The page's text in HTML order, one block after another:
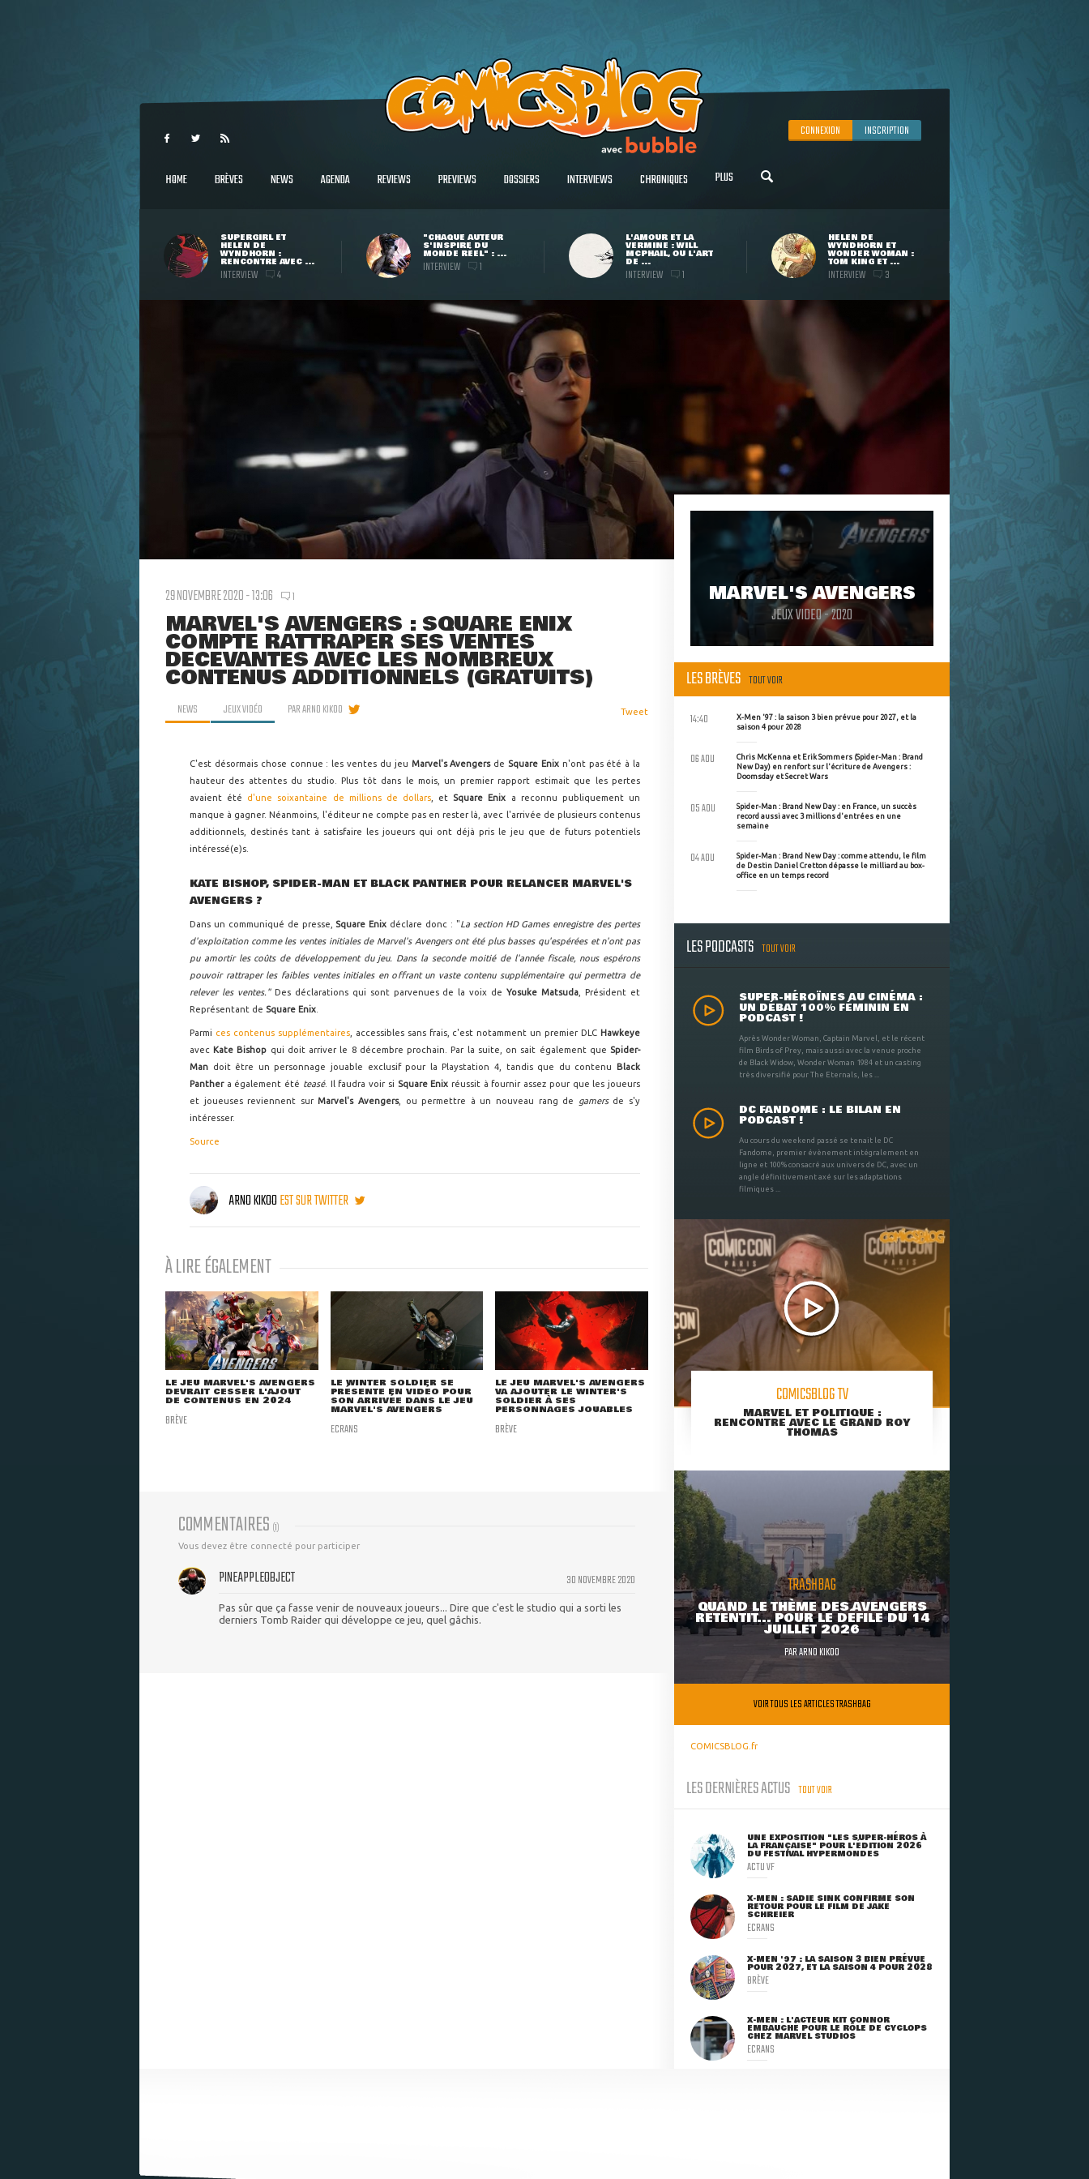
CONNEXION INSCRIPTION
HOME BRÈVES NEWS AGENDA REVIEWS PREVIEWS DOSSIERS INTERVIEWS CHRONIQUES PLUS
SUPERGIRL ET
HELEN DE
WYNDHORN :
RENCONTRE AVEC ...
INTERVIEW 4
"CHAQUE AUTEUR
S'INSPIRE DU
MONDE RÉEL" : ...
INTERVIEW 1
L'AMOUR ET LA
VERMINE : WILL
MCPHAIL, OU L'ART
DE ...
INTERVIEW 1
HELEN DE
WYNDHORN ET
WONDER WOMAN :
TOM KING ET ...
INTERVIEW 3
29 NOVEMBRE 2020 - 13:06 1
MARVEL'S AVENGERS : SQUARE ENIX
COMPTE RATTRAPER SES VENTES
DÉCEVANTES AVEC LES NOMBREUX
CONTENUS ADDITIONNELS (GRATUITS)
NEWS JEUX VIDÉO PARARNO KIKOO Tweet
C'est désormais chose connue : les ventes du jeu Marvel's Avengers de Square Enix n'ont pas été à la
hauteur des attentes du studio. Plus tôt dans le mois, un premier rapport estimait que les pertes
avaient été d'une soixantaine de millions de dollars , et Square Enix
a reconnu publiquement un
manque à gagner. Néanmoins, l'éditeur ne compte pas en rester là, avec l'arrivée de plusieurs contenus
additionnels, destinés tant à satisfaire les joueurs qui ont déjà pris le jeu que de futurs potentiels
intéressé(e)s.
KATE BISHOP, SPIDER-MAN ET BLACK PANTHER POUR RELANCER MARVEL'S
AVENGERS ?
Dans un communiqué de presse, Square Enix déclare donc : "La section HD Games enregistre des pertes
d'exploitation comme les ventes initiales de Marvel's Avengers ont été plus basses qu'espérées et n'ont pas
pu amortir les coûts de développement du jeu. Dans la seconde moitié de l'année fiscale, nous espérons
pouvoir rattraper les faibles ventes initiales en offrant un vaste contenu supplémentaire qui permettra de
relever les ventes." Des déclarations qui sont parvenues de la voix deYosuke Matsuda , Président et
Représentant de Square Enix
Parmi ces contenus supplémentaires, accessibles sans frais, c'est notamment un premier DLC Hawkeye
avec Kate Bishop qui doit arriver le 8 décembre prochain. Par la suite, on sait également que Spider-
Man doit être un personnage jouable exclusif pour la Playstation 4, tandis que du contenu
Black
Panther a également été teasé. Il faudra voir si Square Enix réussit à fournir assez pour que les joueurs
et joueuses reviennent surMarvel's Avengers, ou permettre à un nouveau rang de gamers de s'y
intéresser.
Source
ARNO KIKOOEST SUR TWITTER
À LIRE ÉGALEMENT
LE JEU MARVEL'S AVENGERS
DEVRAIT CESSER L'AJOUT
DE CONTENUS EN 2024
BRÈVE
LE WINTER SOLDIER SE
PRÉSENTE EN VIDÉO POUR
SON ARRIVÉE DANS LE JEU
MARVEL'S AVENGERS
ECRANS
LE JEU MARVEL'S AVENGERS
VA AJOUTER LE WINTER'S
SOLDIER À SES
PERSONNAGES JOUABLES
BRÈVE
COMMENTAIRES (1)
Vous devez être connecté pour participer
30 NOVEMBRE 2020
PINEAPPLEOBJECT
Pas sûr que ça fasse venir de nouveaux joueurs... Dire que c'est le studio qui a sorti les
derniers Tomb Raider qui développe ce jeu, quel gâchis.
MARVEL'S AVENGERS
JEUX VIDEO - 2020
LES BRÈVES TOUT VOIR
X-Men '97 : la saison 3 bien prévue pour 2027, et la
saison 4 pour 2028
14:40
Chris McKenna et Erik Sommers (Spider-Man : Brand
New Day) en renfort sur l'écriture de Avengers :
Doomsday et Secret Wars
06 AOU
Spider-Man : Brand New Day : en France, un succès
record aussi avec 3 millions d'entrées en une
semaine
05 AOU
Spider-Man : Brand New Day : comme attendu, le film
de Destin Daniel Cretton dépasse le milliard au box-
office en un temps record
04 AOU
LES PODCASTS TOUT VOIR
SUPER-HÉROÏNES AU CINÉMA :
UN DÉBAT 100% FÉMININ EN
PODCAST !
Après Wonder Woman, Captain Marvel, et le récent
film Birds of Prey, mais aussi avec la venue proche
de Black Widow, Wonder Woman 1984 et un casting
très diversifié pour The Eternals, les ...
DC FANDOME : LE BILAN EN
PODCAST !
Au cours du weekend passé se tenait le DC
Fandome, premier évènement intégralement en
ligne et 100% consacré aux univers de DC, avec un
angle définitivement axé sur les adaptations
filmiques ...
COMICSBLOG TV
MARVEL ET POLITIQUE :
RENCONTRE AVEC LE GRAND ROY
THOMAS
TRASHBAG
QUAND LE THÈME DES AVENGERS
RETENTIT... POUR LE DÉFILÉ DU 14
JUILLET 2026
PARARNO KIKOO
VOIR TOUS LES ARTICLES TRASHBAG
COMICSBLOG.fr
LES DERNIÈRES ACTUS TOUT VOIR
UNE EXPOSITION "LES SUPER-HÉROS À
LA FRANÇAISE" POUR L'ÉDITION 2026
DU FESTIVAL HYPERMONDES
ACTU VF
X-MEN : SADIE SINK CONFIRME SON
RETOUR POUR LE FILM DE JAKE
SCHREIER
ECRANS
X-MEN '97 : LA SAISON 3 BIEN PRÉVUE
POUR 2027, ET LA SAISON 4 POUR 2028
BRÈVE
X-MEN : L'ACTEUR KIT CONNOR
EMBAUCHÉ POUR LE RÔLE DE CYCLOPS
CHEZ MARVEL STUDIOS
ECRANS